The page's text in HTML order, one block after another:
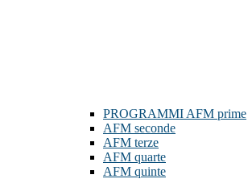
PROGRAMMI AFM prime
AFM seconde
AFM terze
AFM quarte
AFM quinte